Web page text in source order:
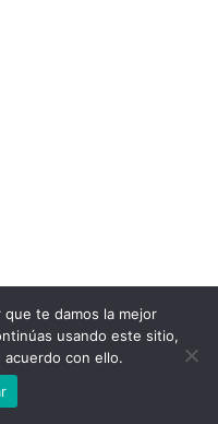
que te damos la mejor
usando este sitio,
acuerdo con ello.